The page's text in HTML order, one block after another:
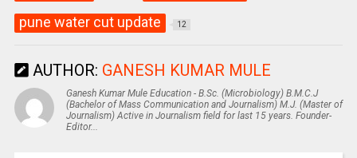
pune water cut update 12
AUTHOR: GANESH KUMAR MULE
Ganesh Kumar Mule Education - B.Sc. (Microbiology) B.M.C.J
(Bachelor of Mass Communication and Journalism) M.J. (Master of
Journalism) Active in Journalism field for last 15 years. Founder-
Editor...